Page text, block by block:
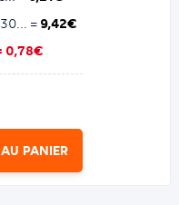
= 9,42€
0,78€
PANIER